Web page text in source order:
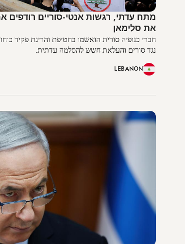
מתח עדתי, רגשות אנטי-סוריים רודפים
את סלימאן
חברי כנופיה סורית הואשמו בחטיפת והריגת פקיד
נגד סורים והעלאת חשש להסלמה עדתית.
LEBANON